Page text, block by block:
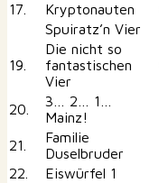
17. Kryptonauten
Spuiratz’n Vier
19.
Die nicht so
fantastischen
Vier
20.
3… 2… 1…
Mainz!
21.
Familie
Duselbruder
22.
Eiswürfel 1